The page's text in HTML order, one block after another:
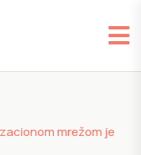
mrežom je